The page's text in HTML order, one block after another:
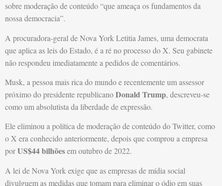
sobre moderação de conteúdo “que ameaça os fundamentos da
nossa democracia”.
A procuradora-geral de Nova York Letitia James, uma democrata
que aplica as leis do Estado, é a ré no processo do X. Seu gabinete
não respondeu imediatamente a pedidos de comentários.
Musk, a pessoa mais rica do mundo e recentemente um assessor
próximo do presidente republicanoDonald Trump, descreveu-se
como um absolutista da liberdade de expressão.
Ele eliminou a política de moderação de conteúdo do Twitter, como
o X era conhecido anteriormente, depois que comprou a empresa
porUS$44 bilhõesem outubro de 2022.
A lei de Nova York exige que as empresas de mídia social
divulguem as medidas que tomam para eliminar o ódio em suas